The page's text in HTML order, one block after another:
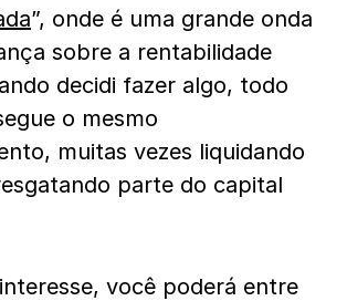
”, onde é uma grande onda
sobre a rentabilidade
decidi fazer algo, todo
o mesmo
muitas vezes liquidando
parte do capital
você poderá entre